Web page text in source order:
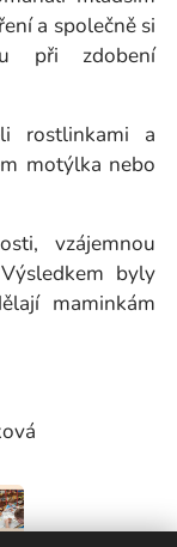
a společně si
při zdobení
rostlinkami a
motýlka nebo
vzájemnou
byly
maminkám